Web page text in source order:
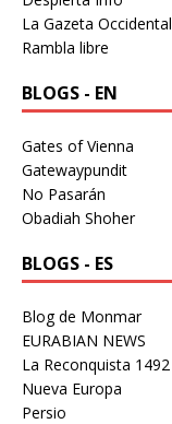
La Gazeta Occidental
Rambla libre
BLOGS - EN
Gates of Vienna
Gatewaypundit
No Pasarán
Obadiah Shoher
BLOGS - ES
Blog de Monmar
EURABIAN NEWS
La Reconquista 1492
Nueva Europa
Persio